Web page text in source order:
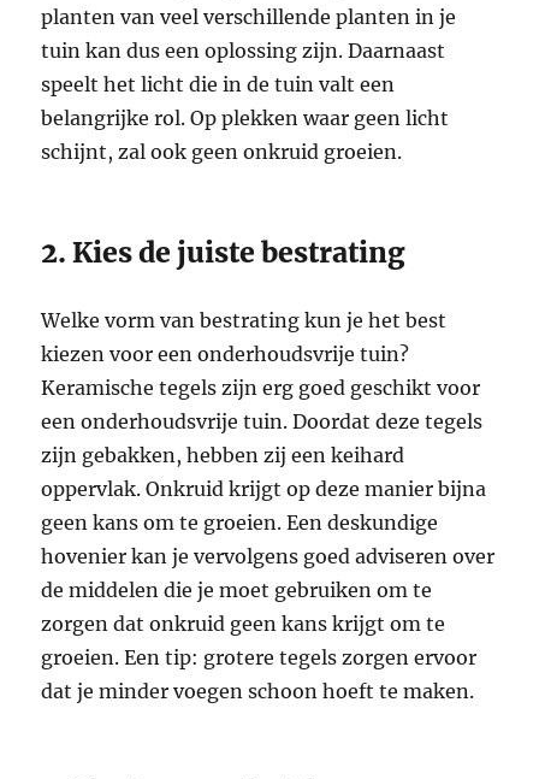
planten van veel verschillende planten in je
tuin kan dus een oplossing zijn. Daarnaast
speelt het licht die in de tuin valt een
belangrijke rol. Op plekken waar geen licht
schijnt, zal ook geen onkruid groeien.
2. Kies de juiste bestrating
Welke vorm van bestrating kun je het best
kiezen voor een onderhoudsvrije tuin?
Keramische tegels zijn erg goed geschikt voor
een onderhoudsvrije tuin. Doordat deze tegels
zijn gebakken, hebben zij een keihard
oppervlak. Onkruid krijgt op deze manier bijna
geen kans om te groeien. Een deskundige
hovenier kan je vervolgens goed adviseren over
de middelen die je moet gebruiken om te
zorgen dat onkruid geen kans krijgt om te
groeien. Een tip: grotere tegels zorgen ervoor
dat je minder voegen schoon hoeft te maken.